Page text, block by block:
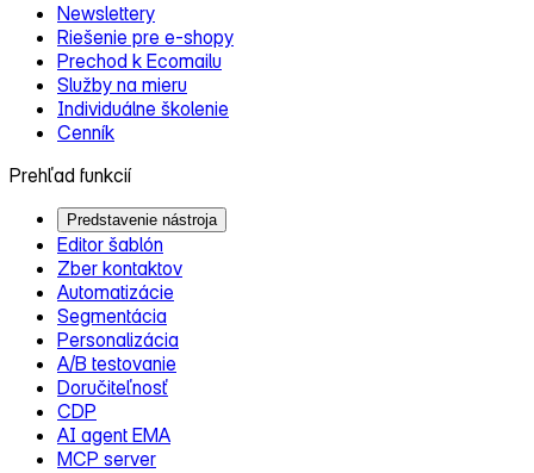
Newslettery
Riešenie pre e‑shopy
Prechod k Ecomailu
Služby na mieru
Individuálne školenie
Cenník
Prehľad funkcií
Predstavenie nástroja
Editor šablón
Zber kontaktov
Automatizácie
Segmentácia
Personalizácia
A/B testovanie
Doručiteľnosť
CDP
AI agent EMA
MCP server